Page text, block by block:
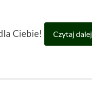
Ciebie! Czytaj dalej